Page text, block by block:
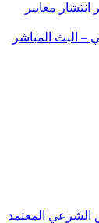
معايير
– البث المباشر
الشرعي المعتمد